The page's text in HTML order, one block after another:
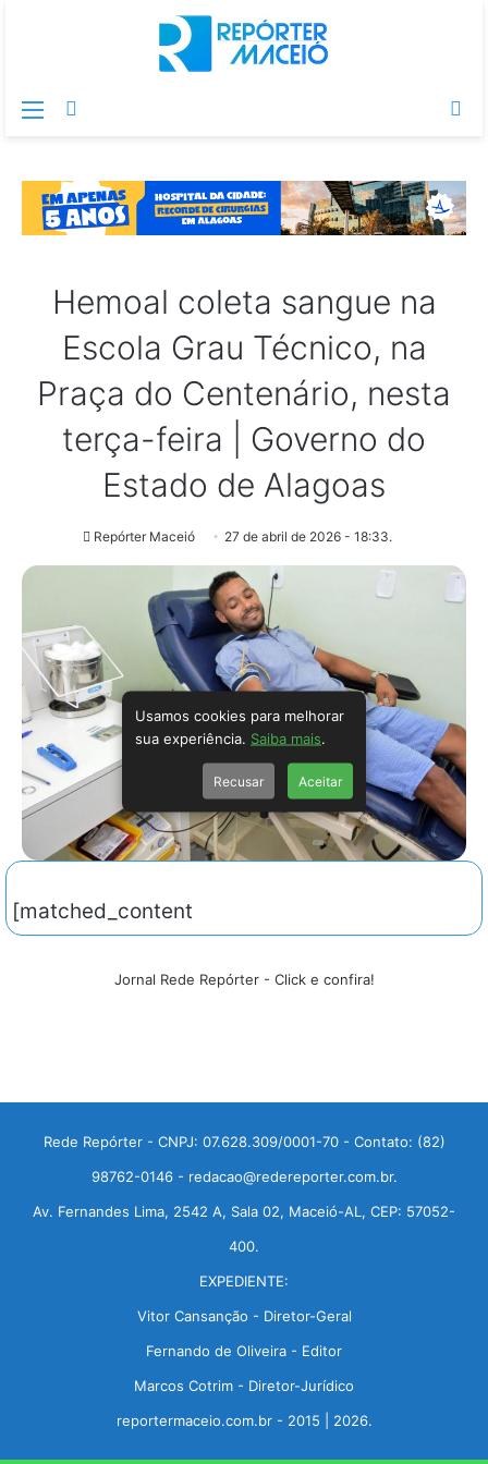
Menu
Hemoal coleta sangue na
Escola Grau Técnico, na
Praça do Centenário, nesta
terça-feira | Governo do
Estado de Alagoas
Repórter Maceió 27 de abril de 2026 - 18:33.
[matched_content
Jornal Rede Repórter - Click e confira!
Rede Repórter - CNPJ: 07.628.309/0001-70 - Contato: (82)
98762-0146 - redacao@redereporter.com.br.
Av. Fernandes Lima, 2542 A, Sala 02, Maceió-AL, CEP: 57052-
400.
EXPEDIENTE:
Vitor Cansanção - Diretor-Geral
Fernando de Oliveira - Editor
Marcos Cotrim - Diretor-Jurídico
reportermaceio.com.br - 2015 | 2026.
Usamos cookies para melhorar
sua experiência. Saiba mais.
Recusar Aceitar